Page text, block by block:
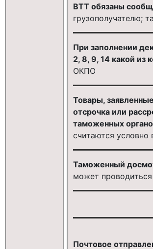
ВТТ обязаны
грузополучателю;
При заполнении
2, 8, 9, 14 какой из
ОКПО
Товары,
отсрочка или
таможенных
считаются
Таможенный
может
Почтовое